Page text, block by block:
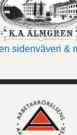
sidenväveri &